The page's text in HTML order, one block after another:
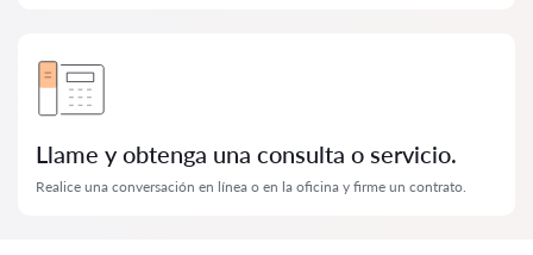
Llame y obtenga una consulta o servicio.
Realice una conversación en línea o en la oficina y firme un contrato.